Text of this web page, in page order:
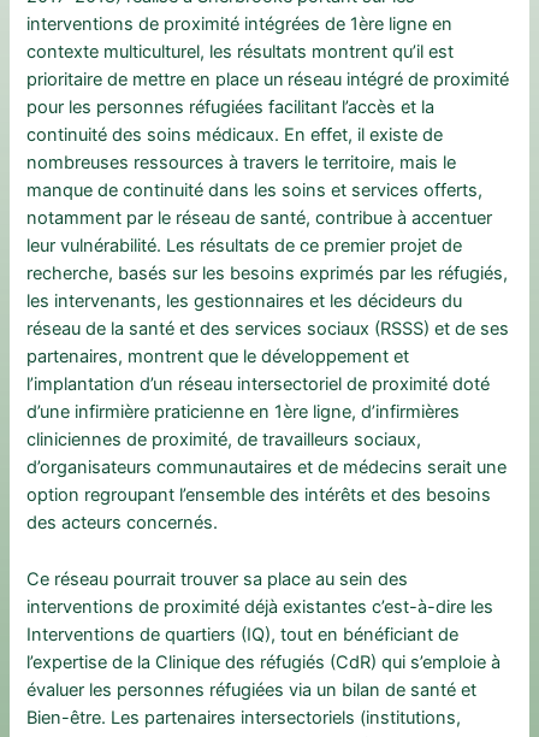
interventions de proximité intégrées de 1ère ligne en
contexte multiculturel, les résultats montrent qu’il est
prioritaire de mettre en place un réseau intégré de proximité
pour les personnes réfugiées facilitant l’accès et la
continuité des soins médicaux. En effet, il existe de
nombreuses ressources à travers le territoire, mais le
manque de continuité dans les soins et services offerts,
notamment par le réseau de santé, contribue à accentuer
leur vulnérabilité. Les résultats de ce premier projet de
recherche, basés sur les besoins exprimés par les réfugiés,
les intervenants, les gestionnaires et les décideurs du
réseau de la santé et des services sociaux (RSSS) et de ses
partenaires, montrent que le développement et
l’implantation d’un réseau intersectoriel de proximité doté
d’une infirmière praticienne en 1ère ligne, d’infirmières
cliniciennes de proximité, de travailleurs sociaux,
d’organisateurs communautaires et de médecins serait une
option regroupant l’ensemble des intérêts et des besoins
des acteurs concernés.
Ce réseau pourrait trouver sa place au sein des
interventions de proximité déjà existantes c’est-à-dire les
Interventions de quartiers (IQ), tout en bénéficiant de
l’expertise de la Clinique des réfugiés (CdR) qui s’emploie à
évaluer les personnes réfugiées via un bilan de santé et
Bien-être. Les partenaires intersectoriels (institutions,